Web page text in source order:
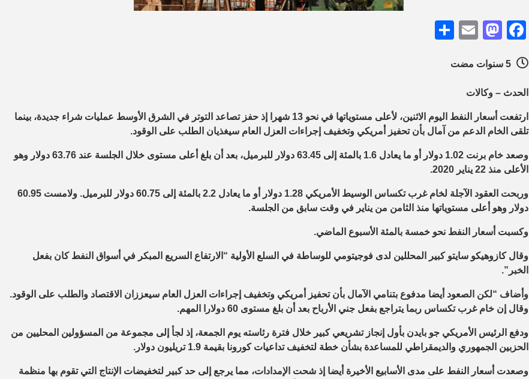
Facebook
Mastodon
Email
الحدث – وكالات
ارتفعت أسعار النفط اليوم الاثنين، لأعلى مستوياتها في نحو 13 شهرا إذ حفز تصاعد التوتر في الشرق الأوسط عمليات شراء جديدة، بينما
تلقى الخام الدعم من آمال بأن تحفيز أمريكي وتخفيف إجراءات العزل العام سيغذيان الطلب على الوقود.
وصعد خام برنت 1.02 دولار أو ما يعادل 1.6 بالمئة إلى 63.45 دولار للبرميل، بعد أن بلغ أعلى مستوى خلال الجلسة عند 63.76 دولار وهو
الأعلى منذ 22 يناير 2020.
وربحت العقود الآجلة لخام غرب تكساس الوسيط الأمريكي 1.28 دولار أو ما يعادل 2.2 بالمئة إلى 60.75 دولار للبرميل. ولامست 60.95
دولار وهو أعلى مستوياتها منذ الثامن من يناير في وقت سابق من الجلسة.
وكسبت أسعار النفط نحو خمسة بالمئة الأسبوع الماضي.
وقال كازوهيكو سايتو كبير المحللين لدى فوجيتومي للوساطة في السلع الأولية “الارتفاع السريع المبكر في أسواق النفط كان بفعل
الخبر”.
وأضاف “لكن الصعود أيضا مدفوع بتنامي الآمال بأن تحفيز أمريكي وتخفيف إجراءات العزل العام سيعززان الاقتصاد والطلب على الوقود.
وقال إن خام غرب تكساس ربما يتراجع بفعل جني الأرباح بعد أن بلغ مستوى 60 دولارا المهم.
ودفع الرئيس الأمريكي جو بايدن بأول إنجاز تشريعي كبير خلال فترة رئاسته يوم الجمعة، إذ لجأ إلى مجموعة من المسؤولين المحليين من
الحزبين الجمهوري والديمقراطي للمساعدة بشأن خطة لتخفيف تداعيات كورونا بقيمة 1.9 تريليون دولار.
وصعدت أسعار النفط على مدى الأسابيع الأخيرة أيضا إذ شحت الإمدادات، مما يرجع إلى حد كبير لتخفيضات الإنتاج التي تقوم بها منظمة